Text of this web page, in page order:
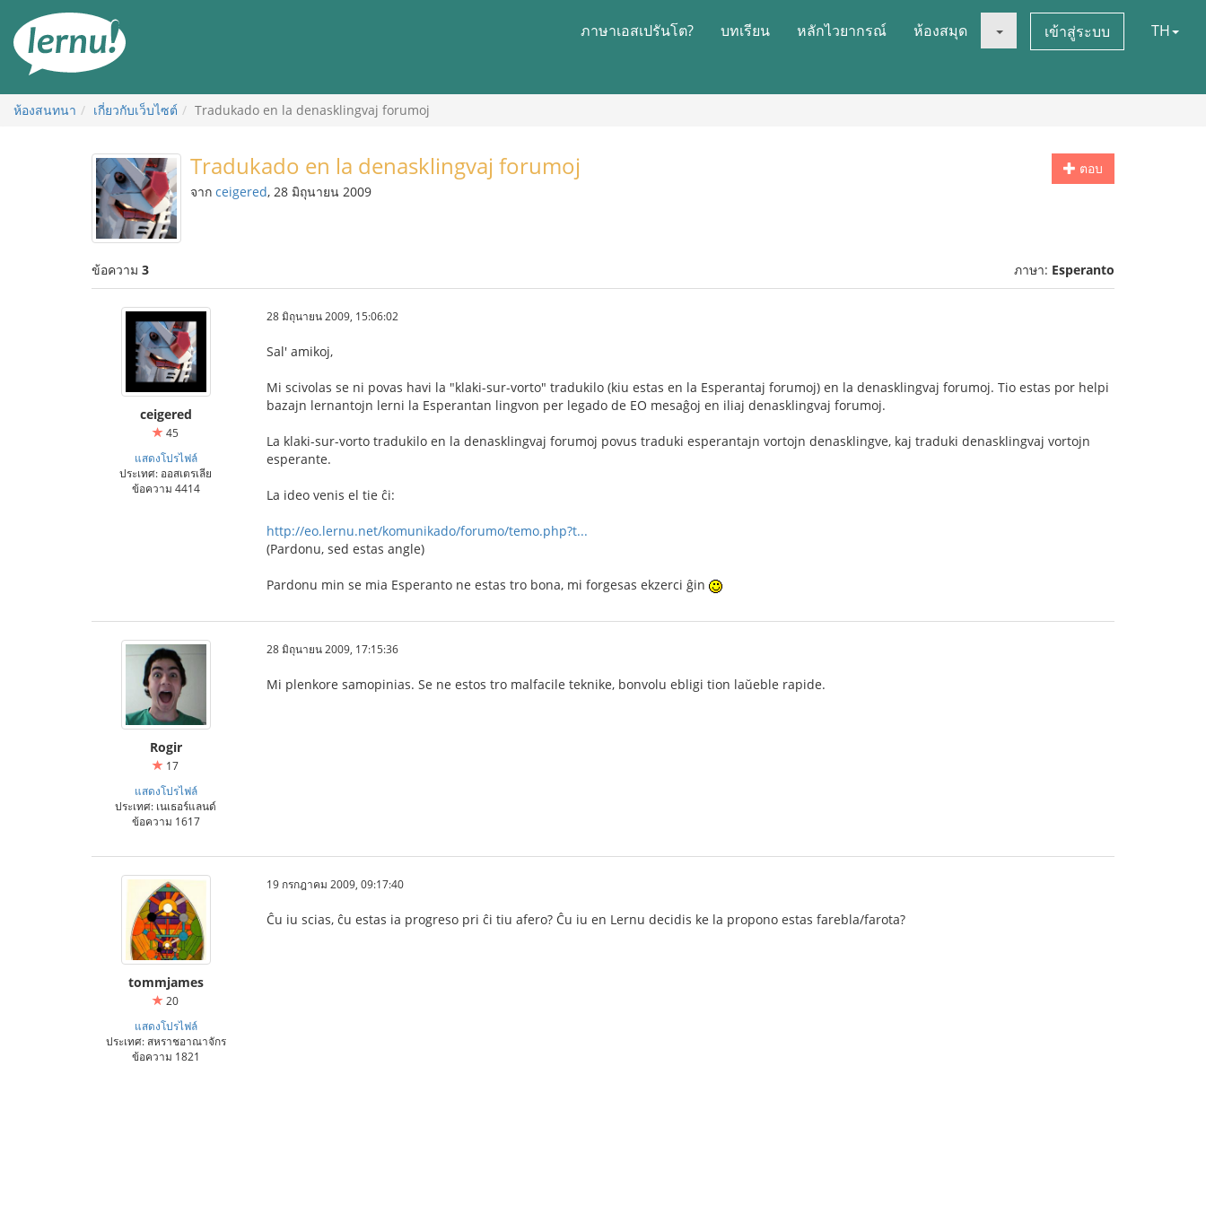
สารบัญ
ภาษาเอสเปรันโต? บทเรียน หลักไวยากรณ์ ห้องสมุด เข้าสู่ระบบ TH
ห้องสนทนา เกี่ยวกับเว็บไซต์ Tradukado en la denasklingvaj forumoj
ตอบ
Tradukado en la denasklingvaj forumoj
จาก ceigered, 28 มิถุนายน 2009
ข้อความ 3 ภาษา: Esperanto
ceigered
45
แสดงโปรไฟล์
ประเทศ: ออสเตรเลีย
ข้อความ 4414
28 มิถุนายน 2009, 15:06:02
Sal' amikoj,
Mi scivolas se ni povas havi la "klaki-sur-vorto" tradukilo (kiu estas en la Esperantaj forumoj) en la denasklingvaj forumoj. Tio estas por helpi
bazajn lernantojn lerni la Esperantan lingvon per legado de EO mesaĝoj en iliaj denasklingvaj forumoj.
La klaki-sur-vorto tradukilo en la denasklingvaj forumoj povus traduki esperantajn vortojn denasklingve, kaj traduki denasklingvaj vortojn
esperante.
La ideo venis el tie ĉi:
http://eo.lernu.net/komunikado/forumo/temo.php?t...
(Pardonu, sed estas angle)
Pardonu min se mia Esperanto ne estas tro bona, mi forgesas ekzerci ĝin
Rogir
17
แสดงโปรไฟล์
ประเทศ: เนเธอร์แลนด์
ข้อความ 1617
28 มิถุนายน 2009, 17:15:36
Mi plenkore samopinias. Se ne estos tro malfacile teknike, bonvolu ebligi tion laŭeble rapide.
tommjames
20
แสดงโปรไฟล์
ประเทศ: สหราชอาณาจักร
ข้อความ 1821
19 กรกฎาคม 2009, 09:17:40
Ĉu iu scias, ĉu estas ia progreso pri ĉi tiu afero? Ĉu iu en Lernu decidis ke la propono estas farebla/farota?